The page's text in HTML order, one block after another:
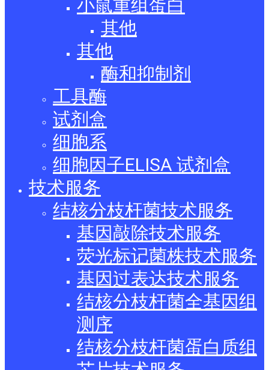
小鼠重组蛋白
其他
其他
酶和抑制剂
工具酶
试剂盒
细胞系
细胞因子ELISA 试剂盒
技术服务
结核分枝杆菌技术服务
基因敲除技术服务
荧光标记菌株技术服务
基因过表达技术服务
结核分枝杆菌全基因组
测序
结核分枝杆菌蛋白质组